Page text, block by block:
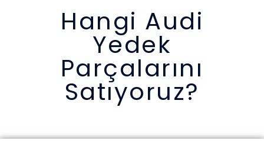
Hangi Audi
Yedek
Parçalarını
Satıyoruz?